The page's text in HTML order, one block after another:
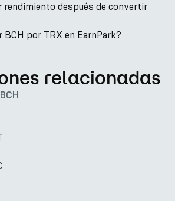
rendimiento después de convertir
BCH por TRX en EarnPark?
relacionadas